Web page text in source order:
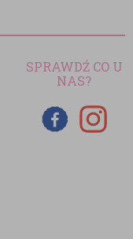
SPRAWDŹ CO U
NAS?